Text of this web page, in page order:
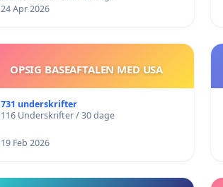
24 Apr 2026
OPSIG BASEAFTALEN MED USA
731 underskrifter
116 Underskrifter / 30 dage
19 Feb 2026